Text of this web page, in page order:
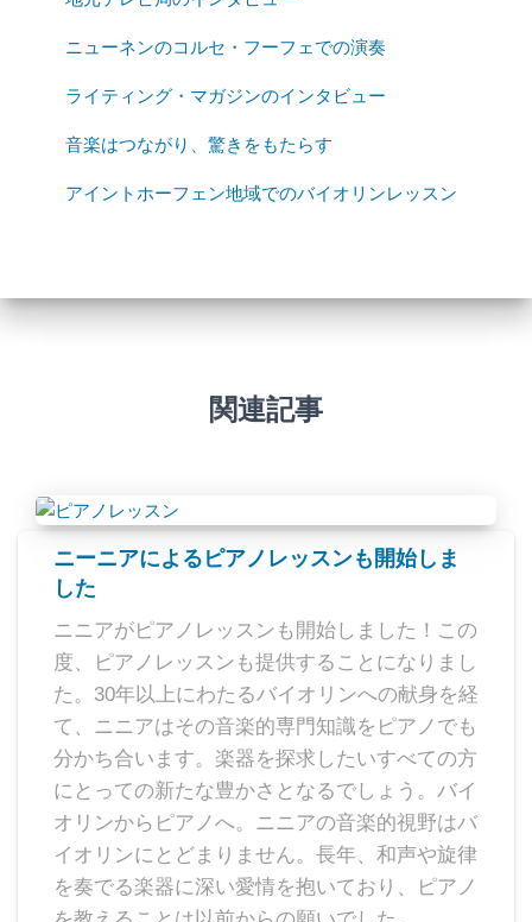
ニューネンのコルセ・フーフェでの演奏
ライティング・マガジンのインタビュー
音楽はつながり、驚きをもたらす
アイントホーフェン地域でのバイオリンレッスン
関連記事
ニーニアによるピアノレッスンも開始しま
した
ニニアがピアノレッスンも開始しました！この
度、ピアノレッスンも提供することになりまし
た。30年以上にわたるバイオリンへの献身を経
て、ニニアはその音楽的専門知識をピアノでも
分かち合います。楽器を探求したいすべての方
にとっての新たな豊かさとなるでしょう。バイ
オリンからピアノへ。ニニアの音楽的視野はバ
イオリンにとどまりません。長年、和声や旋律
を奏でる楽器に深い愛情を抱いており、ピアノ